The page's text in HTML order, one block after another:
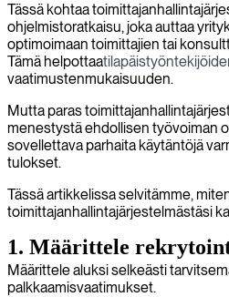
Tässä kohtaa
ohjelmistoratkaisu, joka auttaa
optimoimaan toimittajien tai
Tämä helpottaa
vaatimustenmukaisuuden.
Mutta paras
menestystä ehdollisen työvoiman
sovellettava parhaita käytäntöjä
tulokset.
Tässä artikkelissa selvitämme,
toimittajanhallintajärjestelmästäsi
1. Määrittele
Määrittele aluksi selkeästi
palkkaamisvaatimukset.